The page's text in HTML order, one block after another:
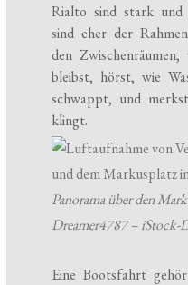
Rialto sind stark und
sind eher der
den
bleibst, hörst, wie
schwappt, und
klingt.
Panorama über den
Dreamer4787 –
Eine Bootsfahrt